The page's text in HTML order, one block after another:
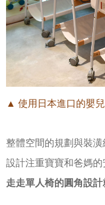
▲ 使用日本進口的嬰
整體空間的規劃與裝潢
設計注重寶寶和爸媽
走走單人椅的圓角設